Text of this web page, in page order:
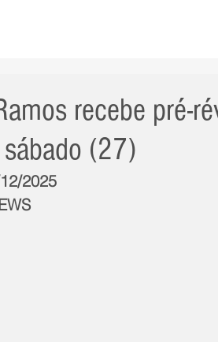
recebe pré-
(27)
2025